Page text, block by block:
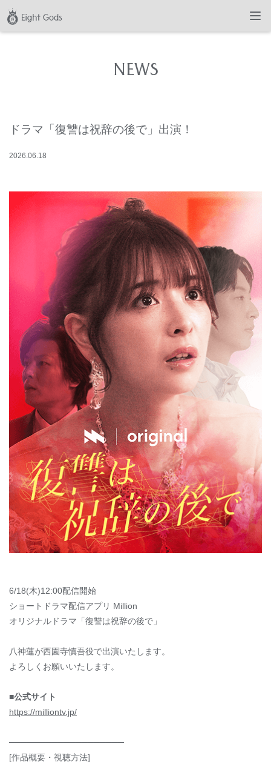
NEWS
ドラマ「復讐は祝辞の後で」出演！
2026.06.18
6/18(木)12:00配信開始
ショートドラマ配信アプリ Million
オリジナルドラマ「復讐は祝辞の後で」
八神蓮が西園寺慎吾役で出演いたします。
よろしくお願いいたします。
■公式サイト
https://milliontv.jp/
───────────────────
[作品概要・視聴方法]